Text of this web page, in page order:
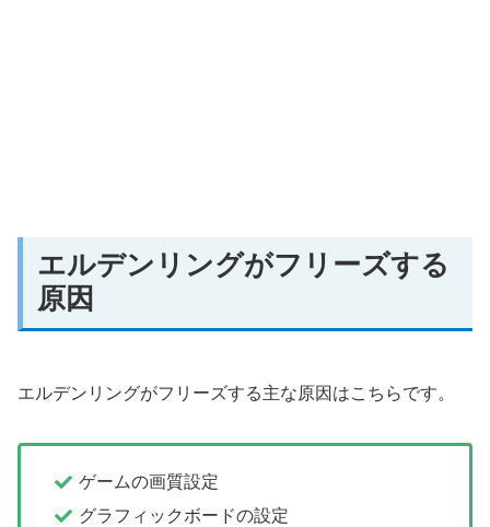
エルデンリングがフリーズする
原因
エルデンリングがフリーズする主な原因はこちらです。
ゲームの画質設定
グラフィックボードの設定